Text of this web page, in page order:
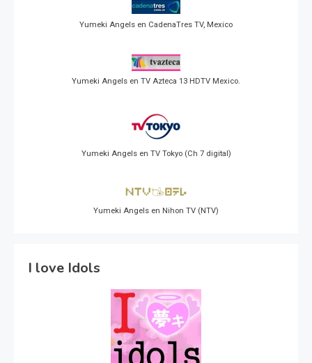
Yumeki Angels en CadenaTres TV, Mexico
Yumeki Angels en TV Azteca 13 HDTV Mexico.
Yumeki Angels en TV Tokyo (Ch 7 digital)
Yumeki Angels en Nihon TV (NTV)
I love Idols